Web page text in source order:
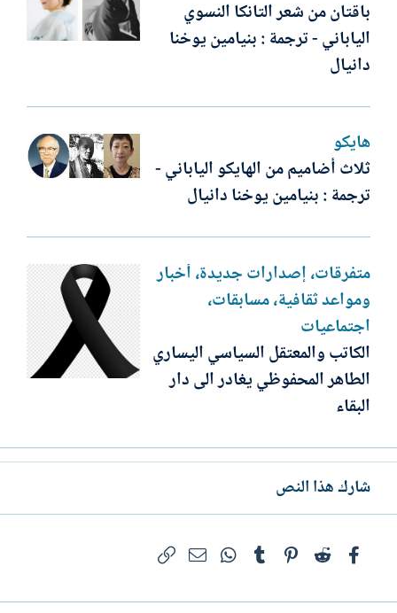
باقتان من شعر التانكا النسوي
الياباني - ترجمة : بنيامين يوخنا
دانيال
هايكو
ثلاث أضاميم من الهايكو الياباني -
ترجمة : بنيامين يوخنا دانيال
متفرقات، إصدارات جديدة، أخبار
ومواعد ثقافية، مسابقات،
اجتماعيات
الكاتب والمعتقل السياسي اليساري
الطاهر المحفوظي يغادر الى دار
البقاء
شارك هذا النص
فيسبوكReddit
Pinterest
Tumblr
WhatsAppالبريد الإلكتروني